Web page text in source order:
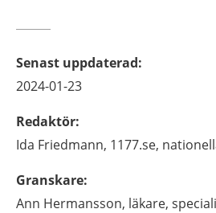
Senast uppdaterad:
2024-01-23
Redaktör:
Ida Friedmann, 1177.se,
Granskare:
Ann Hermansson, läkare,